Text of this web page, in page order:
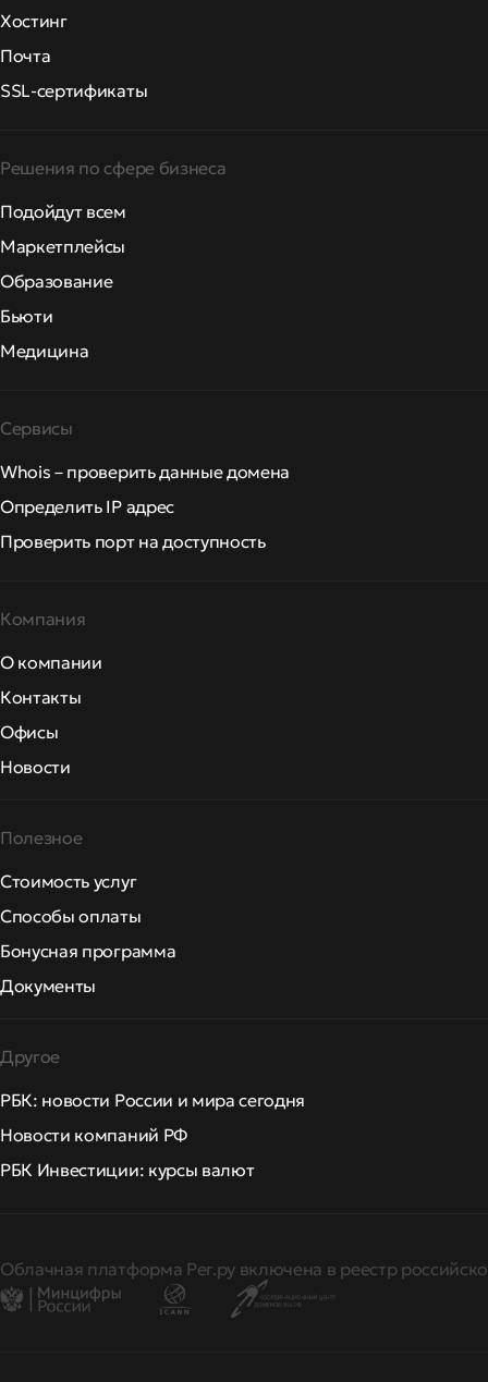
Хостинг
Почта
SSL-сертификаты
Решения по сфере бизнеса
Подойдут всем
Маркетплейсы
Образование
Бьюти
Медицина
Сервисы
Whois – проверить данные домена
Определить IP адрес
Проверить порт на доступность
Компания
О компании
Контакты
Офисы
Новости
Полезное
Стоимость услуг
Способы оплаты
Бонусная программа
Документы
Другое
РБК: новости России и мира сегодня
Новости компаний РФ
РБК Инвестиции: курсы валют
Облачная платформа Рег.ру включена в реестр